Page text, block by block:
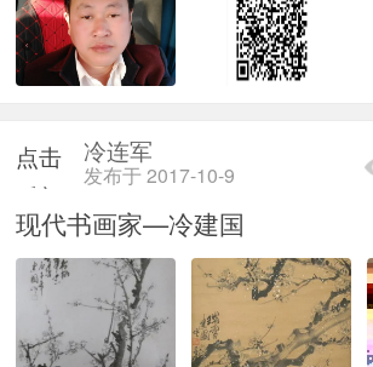
点击
重新
加载
冷连军
发布于 2017-10-9
现代书画家—冷建国